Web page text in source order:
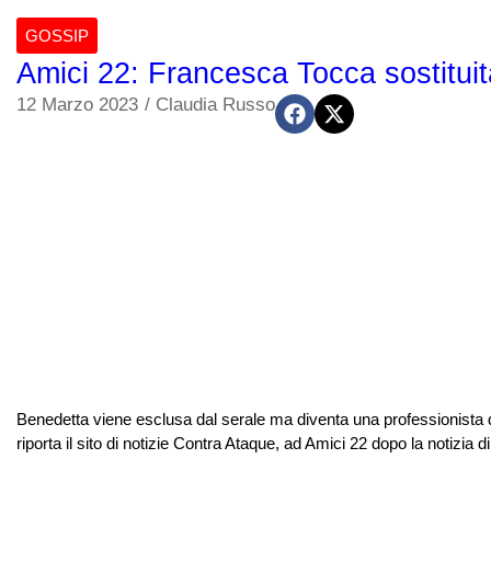
GOSSIP
Amici 22: Francesca Tocca
12 Marzo 2023 / Claudia Russo
Benedetta viene esclusa dal serale ma diventa una
riporta il sito di notizie Contra Ataque, ad Amici 22 dopo la